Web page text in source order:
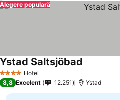
Alegere populară
4 Stele Hotel
Ystad Saltsjöbad
8,8 Excelent 12.251 Ystad